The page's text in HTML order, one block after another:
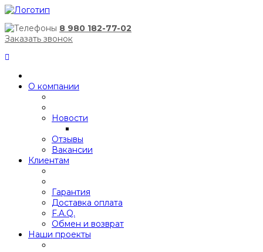
8 980 182-77-02
Заказать звонок
О компании
Новости
Отзывы
Вакансии
Клиентам
Гарантия
Доставка оплата
F.A.Q.
Обмен и возврат
Наши проекты